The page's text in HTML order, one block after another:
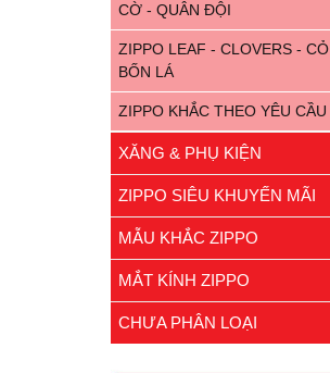
CỜ - QUÂN ĐỘI
ZIPPO LEAF - CLOVERS - CỎ
BỐN LÁ
ZIPPO KHẮC THEO YÊU CẦU
XĂNG & PHỤ KIỆN
ZIPPO SIÊU KHUYẾN MÃI
MẪU KHẮC ZIPPO
MẮT KÍNH ZIPPO
CHƯA PHÂN LOẠI